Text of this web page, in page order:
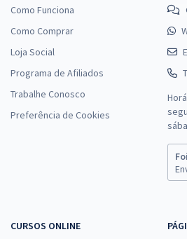
Comprar
Prefeitura de Senador Canedo - GO -
à
R$
Economize R$
Como Funciona
Como Comprar
Loja Social
Programa de Afiliados
Trabalhe Conosco
Preferência de Cookies
CURSOS ONLINE